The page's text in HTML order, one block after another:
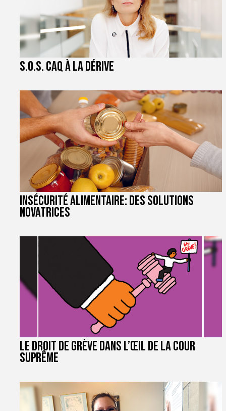
S.O.S. CAQ à la dérive
Insécurité alimentaire: des solutions
novatrices
Le droit de grève dans l’œil de la Cour
suprême